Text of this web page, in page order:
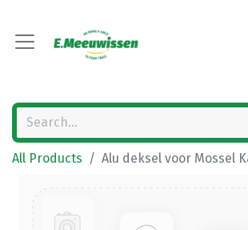
All Products Alu deksel voor Mossel